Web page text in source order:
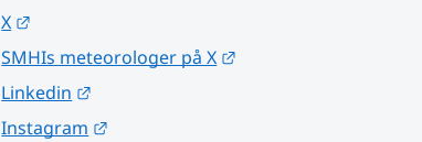
X
SMHIs meteorologer på X
Linkedin
Instagram